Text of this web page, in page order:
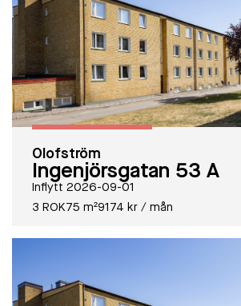
Olofström
Ingenjörsgatan 53 A
Inflytt 2026-09-01
3 ROK75 m²9174 kr / mån